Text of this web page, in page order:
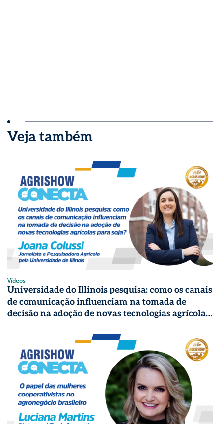
Veja também
Vídeos
Universidade do Illinois pesquisa: como os canais
de comunicação influenciam na tomada de
decisão na adoção de novas tecnologias agrícolas